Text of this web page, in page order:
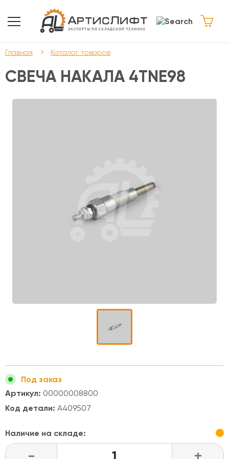
Главная Каталог товаров
СВЕЧА НАКАЛА 4TNE98
Под заказ
Артикул: 00000008800
Код детали: A409507
Наличие на складе: